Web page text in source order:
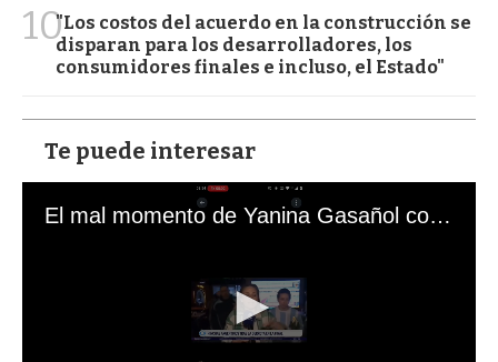
10"Los costos del acuerdo en la construcción se
disparan para los desarrolladores, los
consumidores finales e incluso, el Estado"
Te puede interesar
El mal momento de Yanina Gasañol con un hincha argentino en "Subrayado"